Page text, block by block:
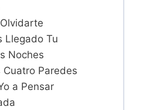
Llegado Tu
Noches
Cuatro Paredes
a Pensar